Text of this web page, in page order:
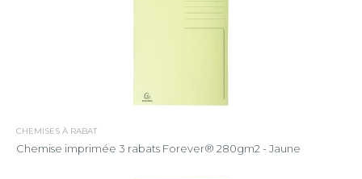
CHEMISES À RABAT
Chemise imprimée 3 rabats Forever® 280gm2 - Jaune